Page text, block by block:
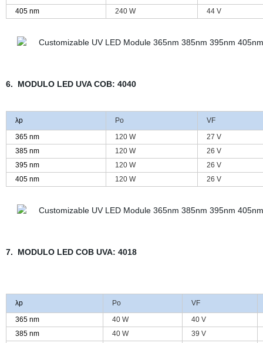
405 nm
240 W 44 V
6. MODULO LED UVA COB: 4040
λp Po
VF
365 nm
120 W
27 V
385 nm
120 W
26 V
395 nm
120 W
26 V
405 nm
120 W 26 V
7. MODULO LED COB UVA: 4018
λp Po
VF
365 nm
40 W
40 V
385 nm
40 W
39 V